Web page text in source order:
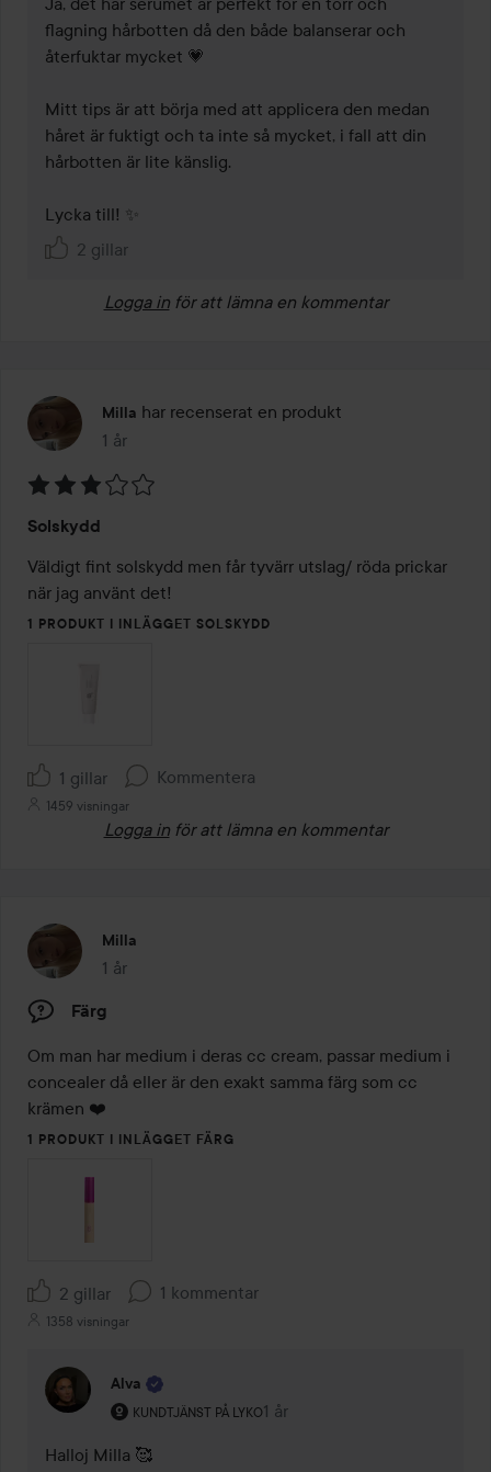
flagning hårbotten då den både balanserar och
återfuktar mycket 💗
Mitt tips är att börja med att applicera den medan
håret är fuktigt och ta inte så mycket, i fall att din
hårbotten är lite känslig.
Lycka till! ✨
2 gillar
Logga in för att lämna en kommentar
Milla har recenserat en produkt
1 år
Inlägget skapades 1 år
3
av
5
Solskydd
Väldigt fint solskydd men får tyvärr utslag/ röda prickar
när jag använt det!
1 PRODUKT I INLÄGGET SOLSKYDD
1 gillar Kommentera
1459 visningar
Logga in för att lämna en kommentar
Milla
1 år
Inlägget skapades 1 år
Färg
Om man har medium i deras cc cream, passar medium i
concealer då eller är den exakt samma färg som cc
krämen ❤️
1 PRODUKT I INLÄGGET FÄRG
2 gillar 1 kommentar
1358 visningar
Alva
KUNDTJÄNST PÅ LYKO
Användarens roll: Kundtjänst på Lyko.
1 år
Kommentaren lades 1 år
Halloj Milla 🥰